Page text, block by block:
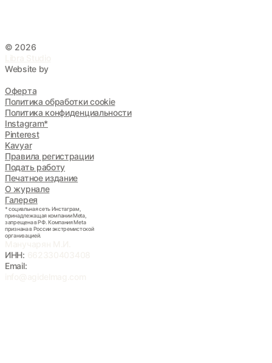
© 2026
Website by
Оферта
Политика обработки cookie
Политика конфиденциальности
Instagram*
Pinterest
Kavyar
Правила регистрации
Подать работу
Печатное издание
О журнале
Галерея
* социальная сеть Инстаграм,
принадлежащая компании Meta,
запрещена в РФ. Компания Meta
признана в России экстремистской
организацией.
ИНН:
Email: